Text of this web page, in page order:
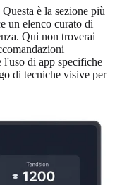
Questa è la sezione più
un elenco curato di
Qui non troverai
di app specifiche
di tecniche visive per